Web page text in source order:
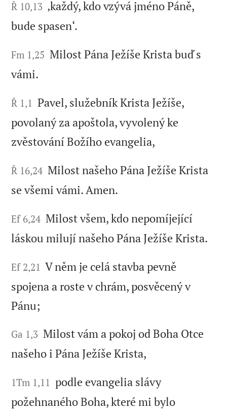
Ř 10,13 ‚každý, kdo vzývá jméno Páně,
bude spasen‘.
Fm 1,25 Milost Pána Ježíše Krista buď s
vámi.
Ř 1,1 Pavel, služebník Krista Ježíše,
povolaný za apoštola, vyvolený ke
zvěstování Božího evangelia,
Ř 16,24 Milost našeho Pána Ježíše Krista
se všemi vámi. Amen.
Ef 6,24 Milost všem, kdo nepomíjející
láskou milují našeho Pána Ježíše Krista.
Ef 2,21 V něm je celá stavba pevně
spojena a roste v chrám, posvěcený v
Pánu;
Ga 1,3 Milost vám a pokoj od Boha Otce
našeho i Pána Ježíše Krista,
1Tm 1,11 podle evangelia slávy
požehnaného Boha, které mi bylo